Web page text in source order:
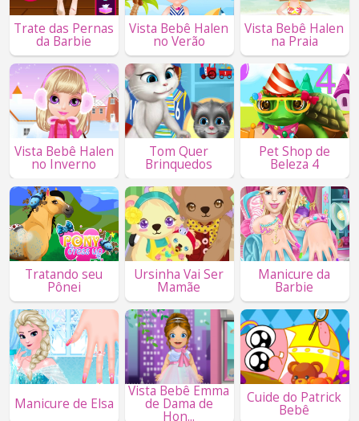
Trate das Pernas
da Barbie
Vista Bebê Halen
no Verão
Vista Bebê Halen
na Praia
Vista Bebê Halen
no Inverno
Tom Quer
Brinquedos
Pet Shop de
Beleza 4
Tratando seu
Pônei
Ursinha Vai Ser
Mamãe
Manicure da
Barbie
Manicure de Elsa
Vista Bebê Emma
de Dama de
Hon...
Cuide do Patrick
Bebê